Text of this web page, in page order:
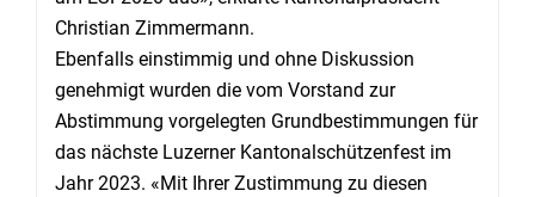
Christian Zimmermann.
Ebenfalls einstimmig und ohne Diskussion
genehmigt wurden die vom Vorstand zur
Abstimmung vorgelegten Grundbestimmungen für
das nächste Luzerner Kantonalschützenfest im
Jahr 2023. «Mit Ihrer Zustimmung zu diesen